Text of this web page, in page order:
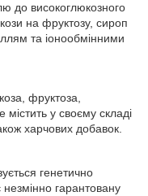
до високоглюкозного
на фруктозу, сироп
та іонообмінними
фруктоза,
у своєму складі
харчових добавок.
генетично
гарантовану